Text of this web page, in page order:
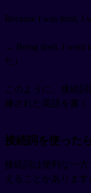
Because I was tired, I
→ Being tired, I went
た）
このように、接続
練された英語を書く
接続詞を使った
接続詞は便利な一
えることがありま